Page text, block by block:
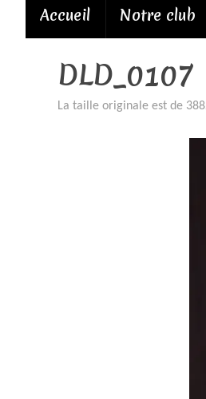
Accueil Notre club
DLD_0107
La taille originale est de